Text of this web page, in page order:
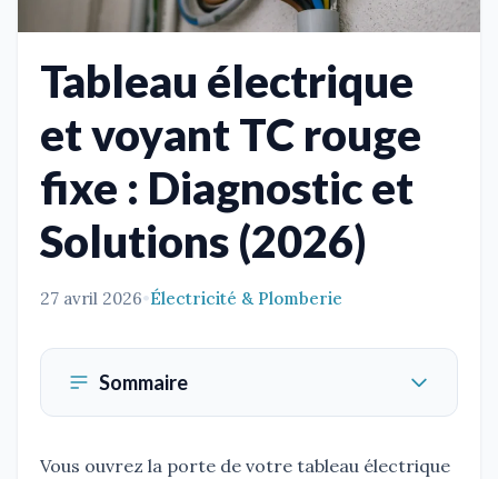
Tableau électrique
et voyant TC rouge
fixe : Diagnostic et
Solutions (2026)
27 avril 2026•Électricité & Plomberie
Sommaire
Vous ouvrez la porte de votre tableau électrique